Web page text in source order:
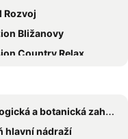
Rozvoj
Bližanovy
Country Relax
PENSION U HRACHŮ,s.r.o.
Jezevec
a botanická zahrada města Plzně
hlavní nádraží